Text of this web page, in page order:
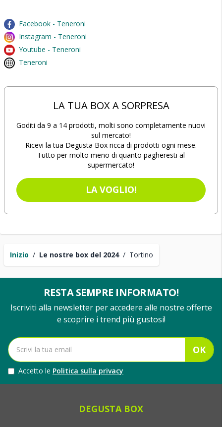
Inizio / Le nostre box del 2024 / Tortino
Facebook - Teneroni
Instagram - Teneroni
Youtube - Teneroni
Teneroni
LA TUA BOX A SORPRESA
Goditi da 9 a 14 prodotti, molti sono completamente nuovi
sul mercato!
Ricevi la tua Degusta Box ricca di prodotti ogni mese.
Tutto per molto meno di quanto pagheresti al
supermercato!
LA VOGLIO!
RESTA SEMPRE INFORMATO!
Iscriviti alla newsletter per accedere alle nostre offerte
e scoprire i trend più gustosi!
OK
Accetto le Politica sulla privacy
DEGUSTA BOX